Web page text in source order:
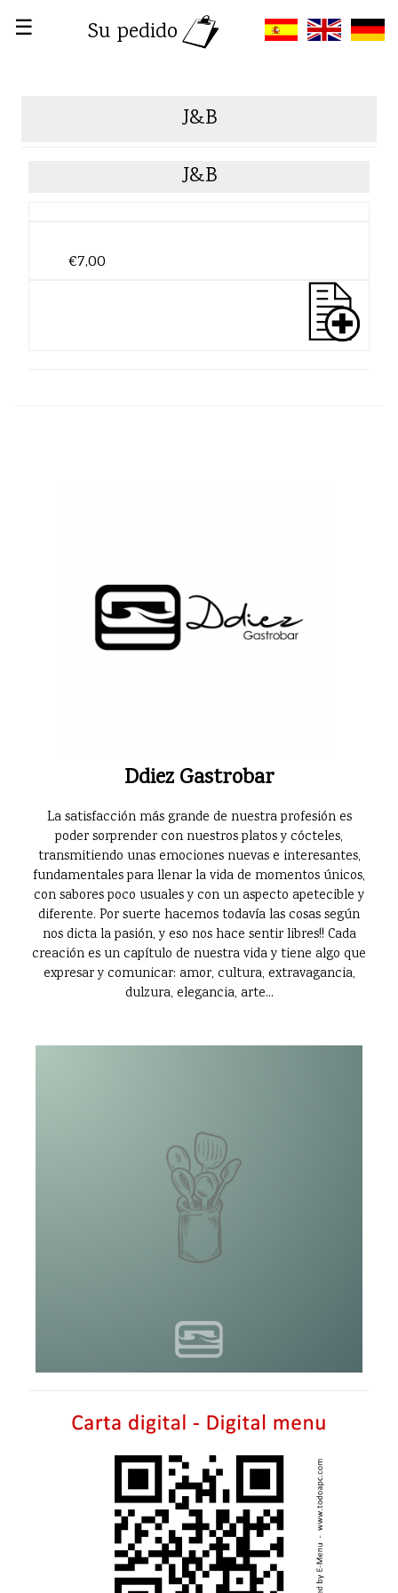
☰ Su pedido
J&B
J&B
€7,00
Ddiez Gastrobar
La satisfacción más grande de nuestra profesión es
poder sorprender con nuestros platos y cócteles,
transmitiendo unas emociones nuevas e interesantes,
fundamentales para llenar la vida de momentos únicos,
con sabores poco usuales y con un aspecto apetecible y
diferente. Por suerte hacemos todavía las cosas según
nos dicta la pasión, y eso nos hace sentir libres!! Cada
creación es un capítulo de nuestra vida y tiene algo que
expresar y comunicar: amor, cultura, extravagancia,
dulzura, elegancia, arte...